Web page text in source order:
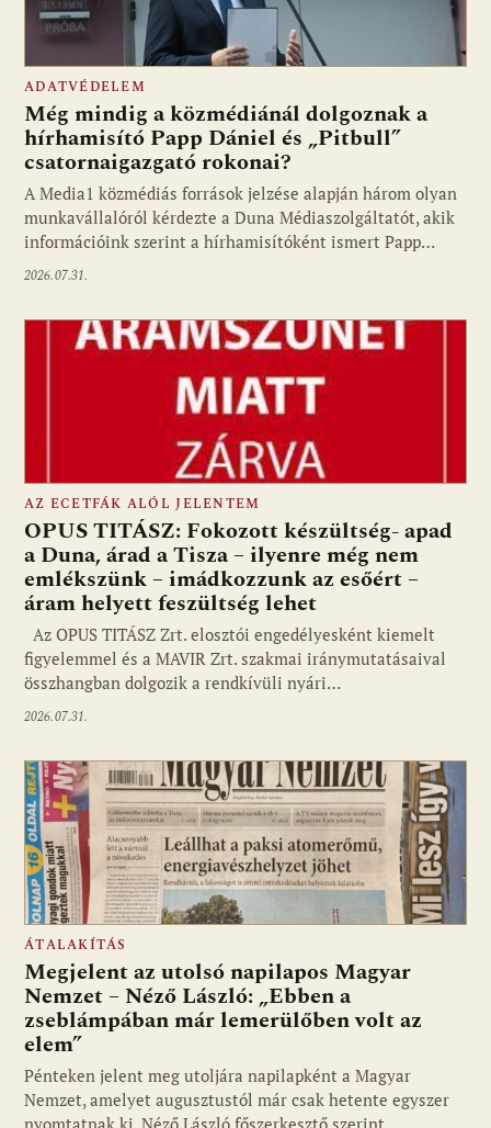
ADATVÉDELEM
Még mindig a közmédiánál dolgoznak a
hírhamisító Papp Dániel és „Pitbull”
csatornaigazgató rokonai?
A Media1 közmédiás források jelzése alapján három olyan
munkavállalóról kérdezte a Duna Médiaszolgáltatót, akik
információink szerint a hírhamisítóként ismert Papp…
2026.07.31.
AZ ECETFÁK ALÓL JELENTEM
OPUS TITÁSZ: Fokozott készültség- apad
a Duna, árad a Tisza – ilyenre még nem
emlékszünk – imádkozzunk az esőért –
áram helyett feszültség lehet
Az OPUS TITÁSZ Zrt. elosztói engedélyesként kiemelt
figyelemmel és a MAVIR Zrt. szakmai iránymutatásaival
összhangban dolgozik a rendkívüli nyári…
2026.07.31.
ÁTALAKÍTÁS
Megjelent az utolsó napilapos Magyar
Nemzet – Néző László: „Ebben a
zseblámpában már lemerülőben volt az
elem”
Pénteken jelent meg utoljára napilapként a Magyar
Nemzet, amelyet augusztustól már csak hetente egyszer
nyomtatnak ki. Néző László főszerkesztő szerint…